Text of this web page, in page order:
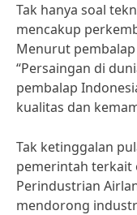
Tak hanya soal
mencakup
Menurut
“Persaingan di
pembalap
kualitas dan
Tak ketinggalan
pemerintah
Perindustrian
mendorong